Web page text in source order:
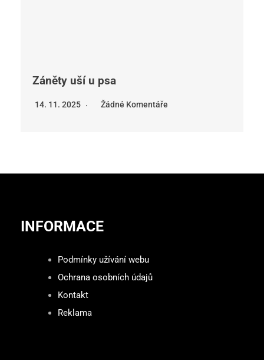
Záněty uší u psa
14. 11. 2025 Žádné Komentáře
INFORMACE
Podmínky užívání webu
Ochrana osobních údajů
Kontakt
Reklama